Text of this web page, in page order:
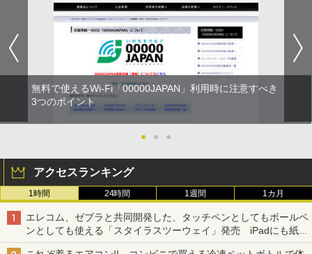
無料で使えるWi-Fi「00000JAPAN」利用時に注意すべき
3つのポイント
● ● ●
アクセスランキング
1時間 24時間 1週間 1カ月
エレコム、ゼブラと共同開発した、タッチペンとしてもボールペ
ンとしても使える「スタイラスツーウェイ」発売 iPadにも紙に
も、持ち替えずに書き込める